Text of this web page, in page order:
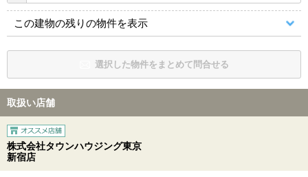
この建物の残りの物件を表示
選択した物件をまとめて問合せる
取扱い店舗
株式会社タウンハウジング東京
新宿店